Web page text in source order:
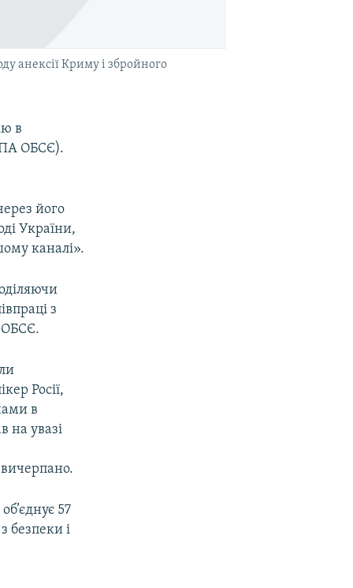
анексії Криму і збройного
в
(ПА ОБСЄ).
його
України,
каналі».
з
ОБСЄ.
Росії,
в
на увазі
вичерпано.
57
безпеки і